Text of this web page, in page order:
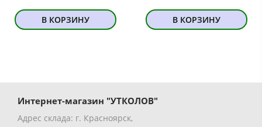
В КОРЗИНУ В КОРЗИНУ
Интернет-магазин "УТКОЛОВ"
Адрес склада: г. Красноярск,